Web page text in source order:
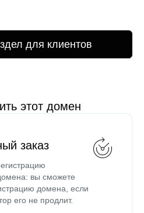
для клиентов
этот домен
заказ
вы сможете
домена, если
его не продлит.